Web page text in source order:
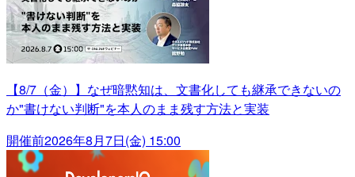
【8/7（金）】なぜ暗黙知は、文書化しても継承できないの
か"書けない判断"を本人のまま残す方法と実装
開催前2026年8月7日(金) 15:00